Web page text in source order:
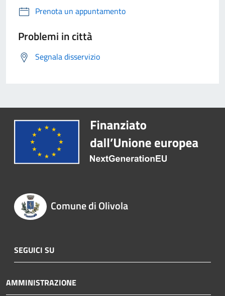
Prenota un appuntamento
Problemi in città
Segnala disservizio
Comune di Olivola
SEGUICI SU
AMMINISTRAZIONE